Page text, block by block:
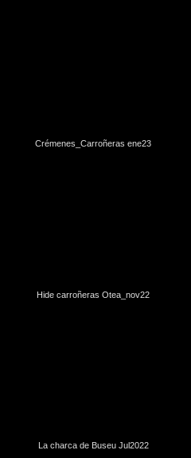
Crémenes_Carroñeras ene23
Hide carroñeras Otea_nov22
La charca de Buseu Jul2022